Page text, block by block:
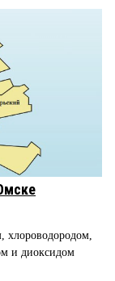
хлороводородом,
и диоксидом